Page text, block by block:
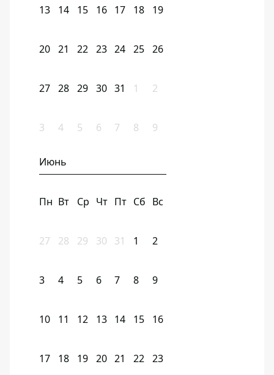
13 14 15 16 17 18 19
20 21 22 23 24 25 26
27 28 29 30 31 1 2
3 4 5 6 7 8 9
Июнь
Пн Вт Ср Чт Пт Сб Вс
27 28 29 30 31 1 2
3 4 5 6 7 8 9
10 11 12 13 14 15 16
17 18 19 20 21 22 23